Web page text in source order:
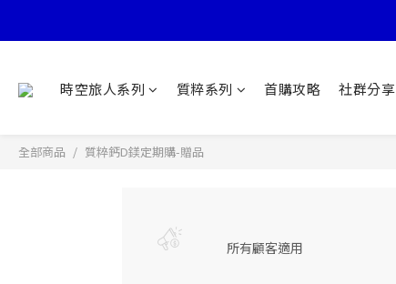
時空旅人系列 質粹系列 首購攻略 社群分享
全部商品 質粹鈣D鎂定期購-贈品
所有顧客適用